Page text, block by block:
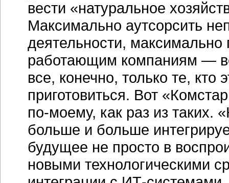
вести «натуральное
Максимально аутсорсить
деятельности,
работающим компаниям —
все, конечно, только те, кто
приготовиться. Вот
по-моему, как раз из таких.
больше и больше
будущее не просто в
новыми технологическими